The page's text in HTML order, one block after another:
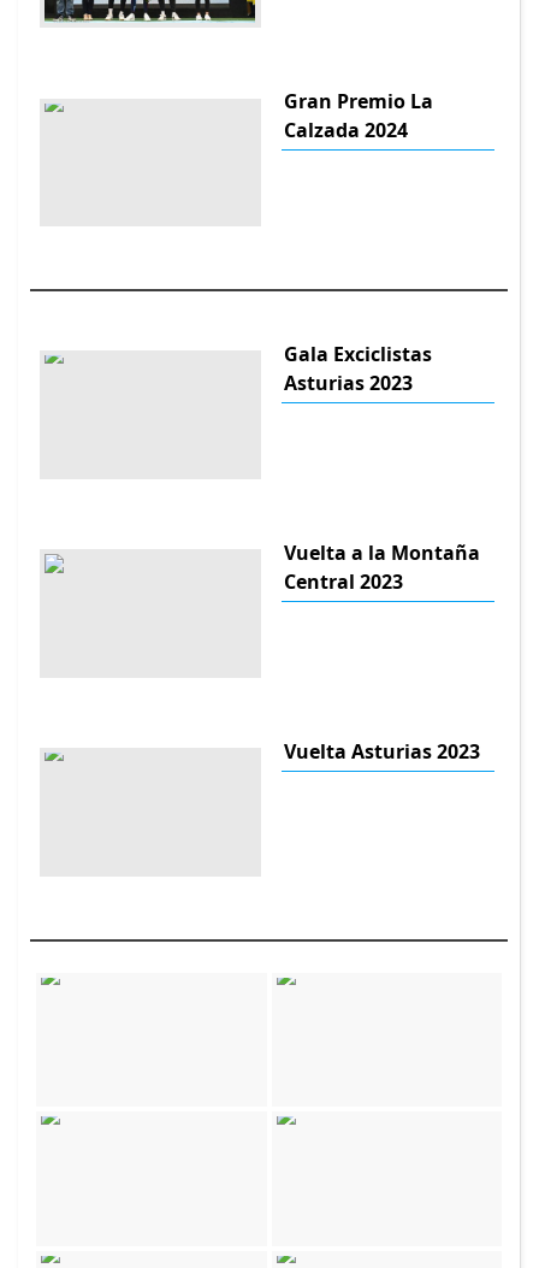
Gran Premio La
Calzada 2024
Gala Exciclistas
Asturias 2023
Vuelta a la Montaña
Central 2023
Vuelta Asturias 2023